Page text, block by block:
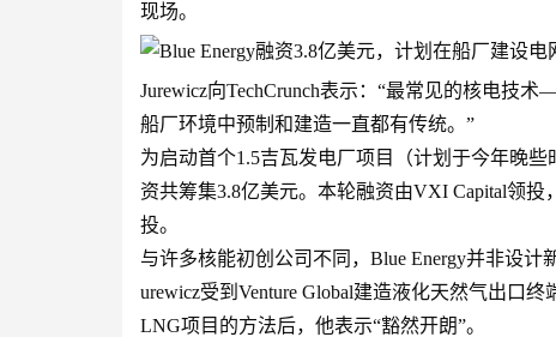
现场。
Jurewicz向TechCrunch表示：“最常见的核电技
船厂环境中预制和建造一直都有传统。”
为启动首个1.5吉瓦发电厂项目（计划于今年晚
资共筹集3.8亿美元。本轮融资由VXI Capital领投
投。
与许多核能初创公司不同，Blue Energy并非设
urewicz受到Venture Global建造液化天然气出口
LNG项目的方法后，他表示“豁然开朗”。